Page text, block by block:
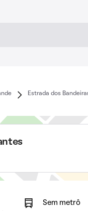
Estrada dos
Sem metrô